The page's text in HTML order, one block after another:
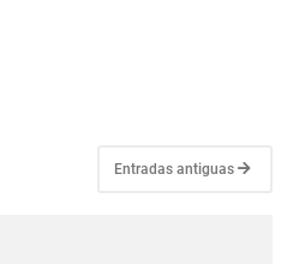
Entradas antiguas